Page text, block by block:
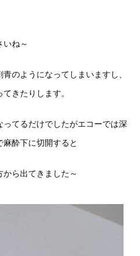
いね～
のようになってしまいますし、
きたりします。
てるだけでしたがエコーでは深
麻酔下に切開すると
ら出てきました～